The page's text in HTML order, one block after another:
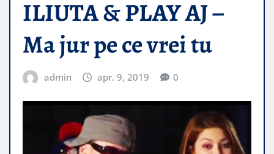
ILIUTA & PLAY AJ –
Ma jur pe ce vrei tu
admin apr. 9, 2019 0